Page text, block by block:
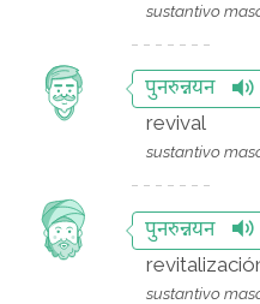
sustantivo
पुनरुन्नयन
revival
sustantivo
पुनरुन्नयन
sustantivo